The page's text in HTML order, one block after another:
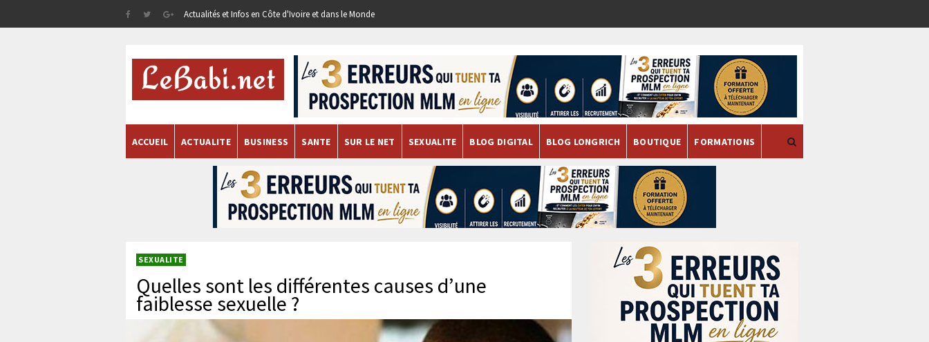
Actualités et Infos en Côte d'Ivoire et dans le Monde
ACCUEIL ACTUALITE BUSINESS SANTE SUR LE NET SEXUALITE BLOG DIGITAL BLOG LONGRICH BOUTIQUE FORMATIONS
SEXUALITE
Quelles sont les différentes causes d’une
faiblesse sexuelle ?